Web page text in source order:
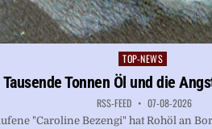
Posted
in
TOP-NEWS
Tausende Tonnen Öl und die
RSS-FEED 07-08-2026
"Caroline Bezengi" hat Rohöl an